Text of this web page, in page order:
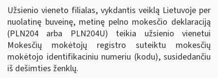
Užsienio vieneto filialas, vykdantis veiklą Lietuvoje per
nuolatinę buveinę, metinę pelno mokesčio deklaraciją
(PLN204 arba PLN204U) teikia užsienio vienetui
Mokesčių mokėtojų registro suteiktu mokesčių
mokėtojo identifikaciniu numeriu (kodu), susidedančiu
iš dešimties ženklų.